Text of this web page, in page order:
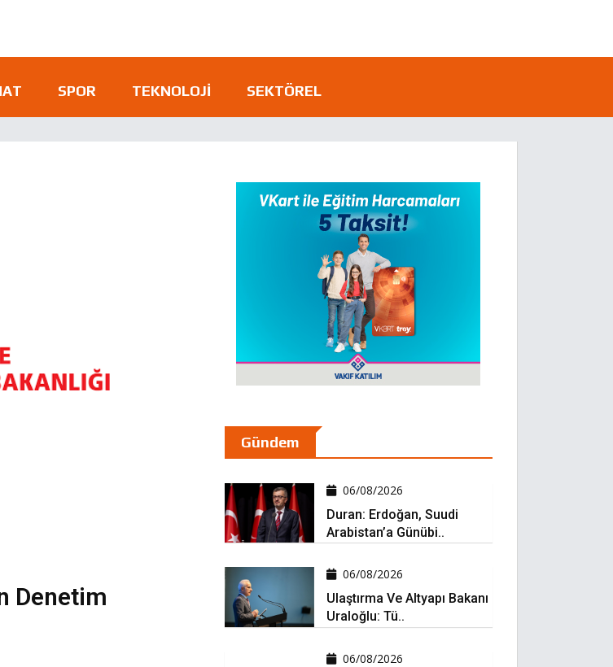
SPOR TEKNOLOJI SEKTÖREL
Denetim
Gündem
06/08/2026
Duran: Erdoğan, Suudi
Arabistan’a Günübi..
06/08/2026
Ulaştırma Ve Altyapı Bakanı
Uraloğlu: Tü..
06/08/2026